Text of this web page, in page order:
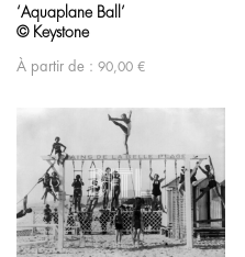
‘Aquaplane Ball’
© Keystone
À partir de : 90,00 €